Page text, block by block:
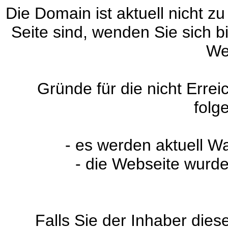
Die Domain ist aktuell nicht
Seite sind, wenden Sie sich
Gründe für die nicht
- es werden aktuell
- die Webseite
Falls Sie der Inhaber